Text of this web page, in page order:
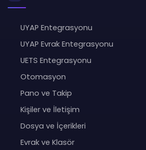
UYAP Entegrasyonu
UYAP Evrak Entegrasyonu
UETS Entegrasyonu
Otomasyon
Pano ve Takip
Kişiler ve İletişim
Dosya ve İçerikleri
Evrak ve Klasör